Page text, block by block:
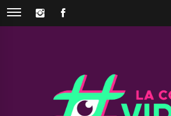
Skip
INSTAGRAM